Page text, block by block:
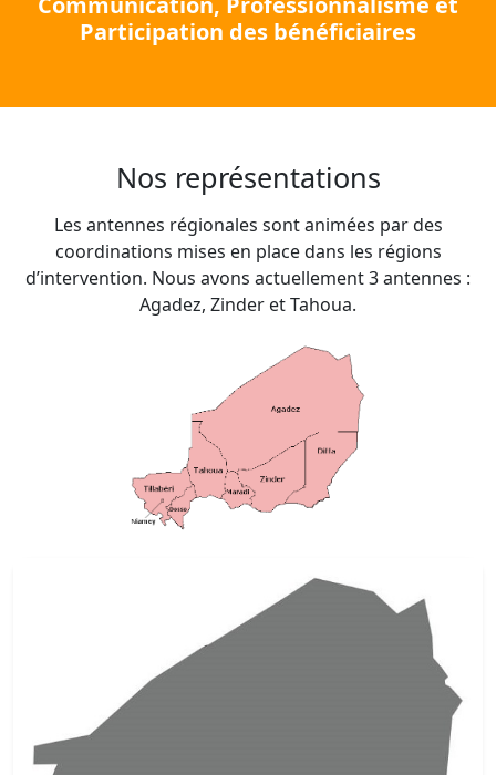
Participation des bénéficiaires
Nos représentations
Les antennes régionales sont animées par des
coordinations mises en place dans les régions
d’intervention. Nous avons actuellement 3 antennes :
Agadez, Zinder et Tahoua.